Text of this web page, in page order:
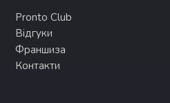
Pronto Club
Відгуки
Франшиза
Контакти